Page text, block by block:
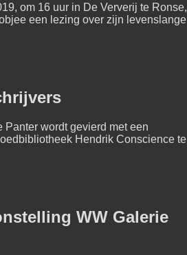
om 16 uur in De Ververij te Ronse,
een lezing over zijn levenslange
Panter wordt gevierd met een
Hendrik Conscience te
WW Galerie